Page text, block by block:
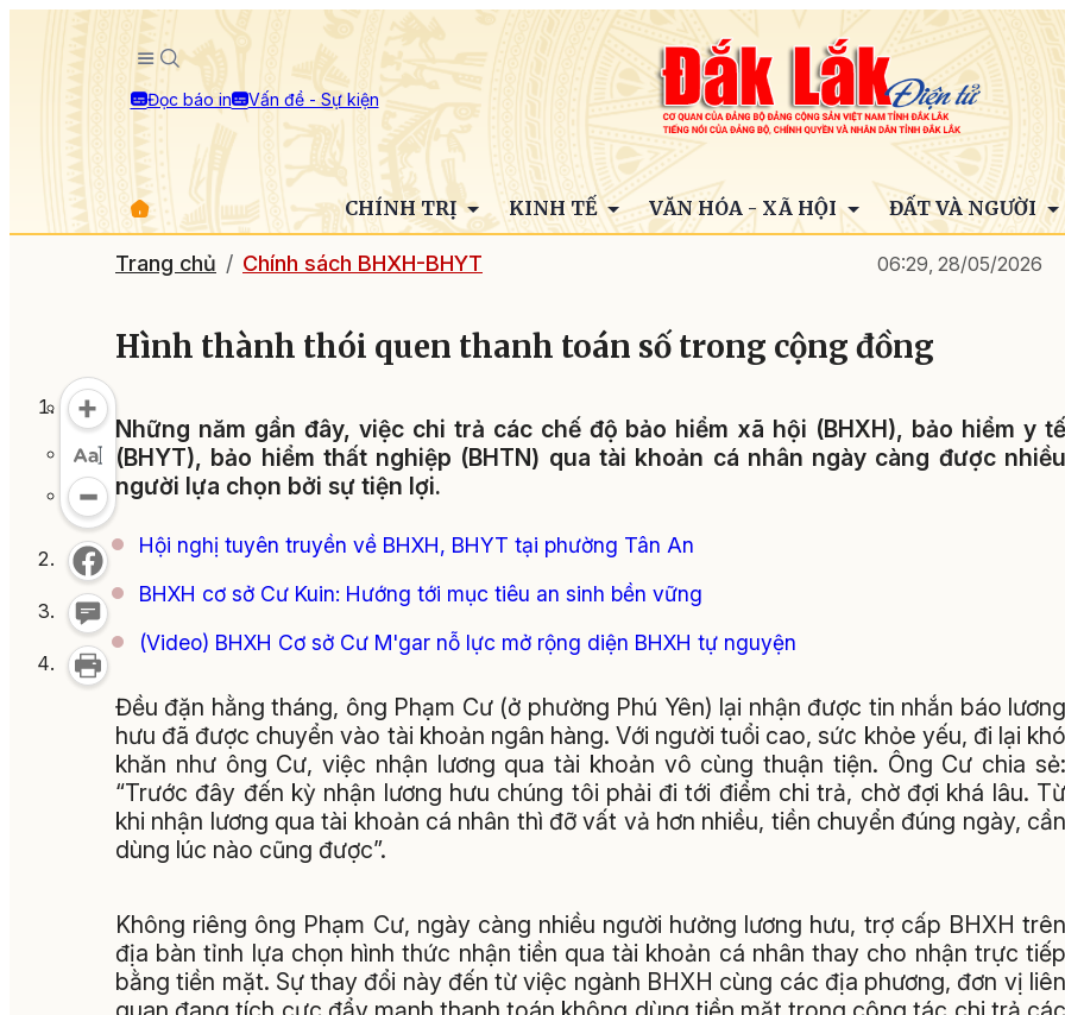
Đọc báo in Vấn đề - Sự kiện
CHÍNH TRỊ KINH TẾ VĂN HÓA - XÃ HỘI ĐẤT VÀ NGƯỜI
Trang chủ Chính sách BHXH-BHYT 06:29, 28/05/2026
Hình thành thói quen thanh toán số trong cộng đồng
Những năm gần đây, việc chi trả các chế độ bảo hiểm xã hội (BHXH), bảo hiểm y tế
(BHYT), bảo hiểm thất nghiệp (BHTN) qua tài khoản cá nhân ngày càng được nhiều
người lựa chọn bởi sự tiện lợi.
Hội nghị tuyên truyền về BHXH, BHYT tại phường Tân An
BHXH cơ sở Cư Kuin: Hướng tới mục tiêu an sinh bền vững
(Video) BHXH Cơ sở Cư M'gar nỗ lực mở rộng diện BHXH tự nguyện
Đều đặn hằng tháng, ông Phạm Cư (ở phường Phú Yên) lại nhận được tin nhắn báo lương
hưu đã được chuyển vào tài khoản ngân hàng. Với người tuổi cao, sức khỏe yếu, đi lại khó
khăn như ông Cư, việc nhận lương qua tài khoản vô cùng thuận tiện. Ông Cư chia sẻ:
“Trước đây đến kỳ nhận lương hưu chúng tôi phải đi tới điểm chi trả, chờ đợi khá lâu. Từ
khi nhận lương qua tài khoản cá nhân thì đỡ vất vả hơn nhiều, tiền chuyển đúng ngày, cần
dùng lúc nào cũng được”.
Không riêng ông Phạm Cư, ngày càng nhiều người hưởng lương hưu, trợ cấp BHXH trên
địa bàn tỉnh lựa chọn hình thức nhận tiền qua tài khoản cá nhân thay cho nhận trực tiếp
bằng tiền mặt. Sự thay đổi này đến từ việc ngành BHXH cùng các địa phương, đơn vị liên